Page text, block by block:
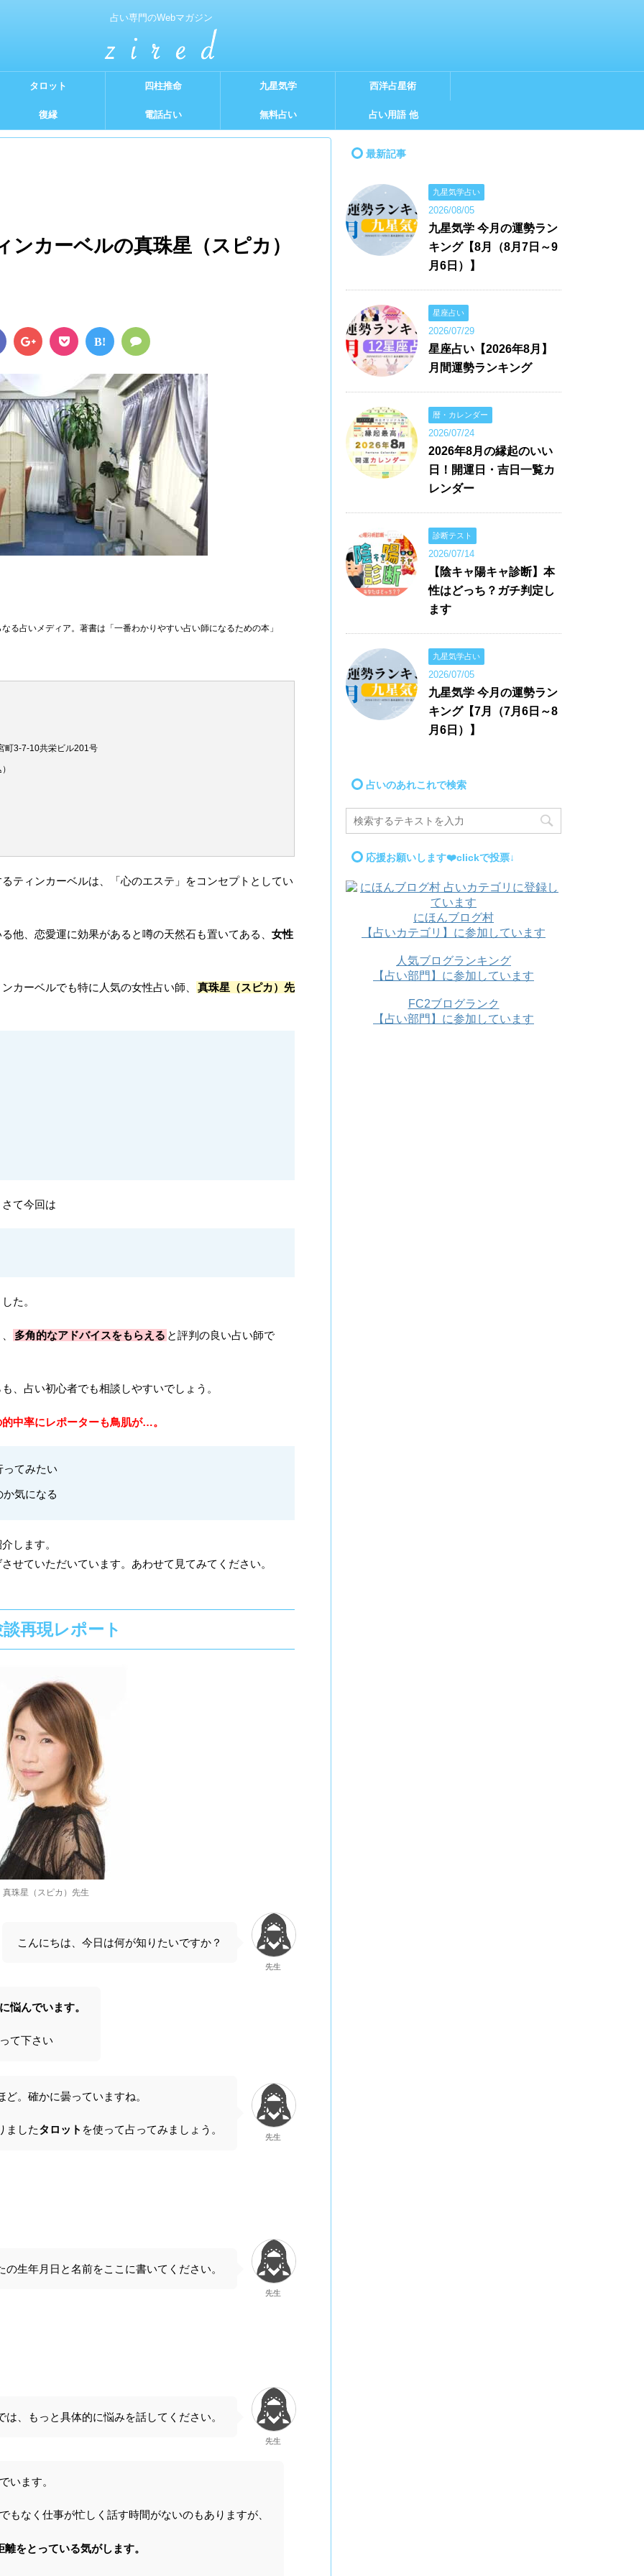
占い専門のWebマガジン
タロット 四柱推命 九星気学 西洋占星術
復縁 電話占い 無料占い 占い用語 他
ンカーベルの真珠星（スピカ）
B!
る占いメディア。著書は「一番わかりやすい占い師になるための本」
町3-7-10共栄ビル201号
ティンカーベルは、「心のエステ」をコンセプトとしてい
他、恋愛運に効果があると噂の天然石も置いてある、 女性
カーベルでも特に人気の女性占い師、 真珠星（スピカ）先
て今回は
た。
多角的なアドバイスをもらえる と評判の良い占い師で
、占い初心者でも相談しやすいでしょう。
中率にレポーターも鳥肌が…。
てみたい
気になる
します。
せていただいています。あわせて見てみてください。
再現レポート
真珠星（スピカ）先生
こんにちは、今日は何が知りたいですか？
先生
悩んでいます。
て下さい
ど。確かに曇っていますね。
ましたタロット を使って占ってみましょう。
先生
の生年月日と名前をここに書いてください。
先生
は、もっと具体的に悩みを話してください。
先生
います。
もなく仕事が忙しく話す時間がないのもありますが、
をとっている気がします。
最新記事
九星気学占い
2026/08/05
九星気学 今月の運勢ラン
キング【8月（8月7日～9
月6日）】
星座占い
2026/07/29
星座占い【2026年8月】
月間運勢ランキング
暦・カレンダー
2026/07/24
2026年8月の縁起のいい
日！開運日・吉日一覧カ
レンダー
診断テスト
2026/07/14
【陰キャ陽キャ診断】本
性はどっち？ガチ判定し
ます
九星気学占い
2026/07/05
九星気学 今月の運勢ラン
キング【7月（7月6日～8
月6日）】
占いのあれこれで検索
応援お願いします❤️clickで投票↓
にほんブログ村
【占いカテゴリ】に参加しています
人気ブログランキング
【占い部門】に参加しています
FC2ブログランク
【占い部門】に参加しています